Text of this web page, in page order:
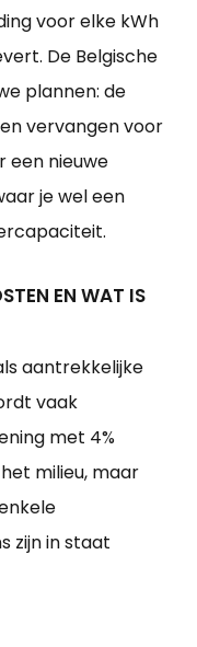
voor elke kWh
De Belgische
plannen: de
vervangen voor
een nieuwe
je wel een
EN WAT IS
aantrekkelijke
vaak
met 4%
milieu, maar
zijn in staat